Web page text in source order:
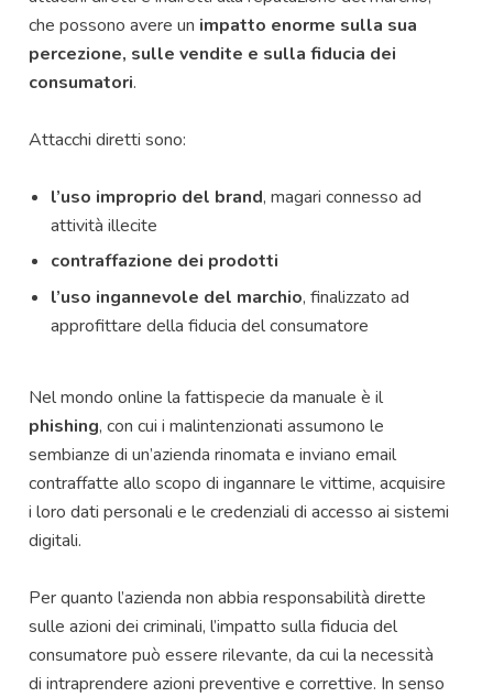
che possono avere un impatto enorme sulla sua
percezione, sulle vendite e sulla fiducia dei
consumatori.
Attacchi diretti sono:
l’uso improprio del brand, magari connesso ad
attività illecite
contraffazione dei prodotti
l’uso ingannevole del marchio, finalizzato ad
approfittare della fiducia del consumatore
Nel mondo online la fattispecie da manuale è il
phishing, con cui i malintenzionati assumono le
sembianze di un’azienda rinomata e inviano email
contraffatte allo scopo di ingannare le vittime, acquisire
i loro dati personali e le credenziali di accesso ai sistemi
digitali.
Per quanto l’azienda non abbia responsabilità dirette
sulle azioni dei criminali, l’impatto sulla fiducia del
consumatore può essere rilevante, da cui la necessità
di intraprendere azioni preventive e correttive. In senso